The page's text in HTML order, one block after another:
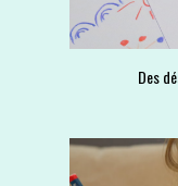
Des